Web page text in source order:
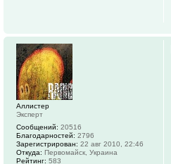
Аллистер
Эксперт
Сообщений: 20516
Благодарностей: 2796
Зарегистрирован: 22 авг 2010, 22:46
Откуда: Первомайск, Украина
Рейтинг: 583